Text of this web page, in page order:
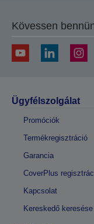
A következő
Kövessen
Ügyfélszolgálat
Promóciók
Termékregisztráció
Garancia
CoverPlus
Kapcsolat
Kereskedő keresése